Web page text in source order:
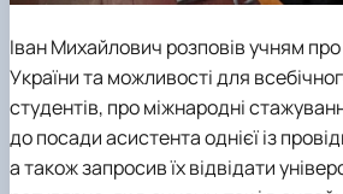
Іван Михайлович розповів учням
України та можливості для
студентів, про міжнародні
до посади асистента однієї із
а також запросив їх відвідати